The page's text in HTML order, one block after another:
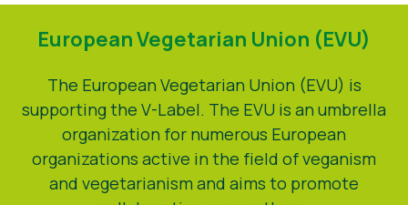
Nyheter
European Vegetarian Union (EVU)
The European Vegetarian Union (EVU) is
supporting the V-Label. The EVU is an umbrella
organization for numerous European
organizations active in the field of veganism
and vegetarianism and aims to promote